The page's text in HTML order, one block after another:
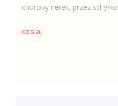
choroby nerek, przez
dzisiaj